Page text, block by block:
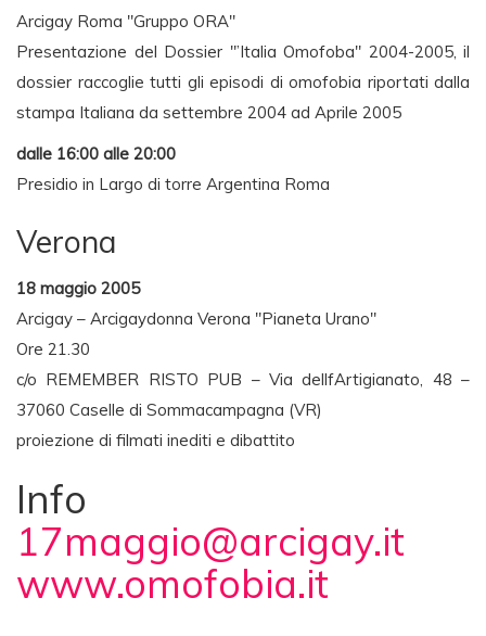
Arcigay Roma "Gruppo ORA"
Presentazione del Dossier "’Italia Omofoba" 2004-2005, il
dossier raccoglie tutti gli episodi di omofobia riportati dalla
stampa Italiana da settembre 2004 ad Aprile 2005
dalle 16:00 alle 20:00
Presidio in Largo di torre Argentina Roma
Verona
18 maggio 2005
Arcigay – Arcigaydonna Verona "Pianeta Urano"
Ore 21.30
c/o REMEMBER RISTO PUB – Via dellfArtigianato, 48 –
37060 Caselle di Sommacampagna (VR)
proiezione di filmati inediti e dibattito
Info
17maggio@arcigay.it
www.omofobia.it